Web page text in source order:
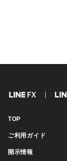
TOP
ご利用ガイド
開示情報